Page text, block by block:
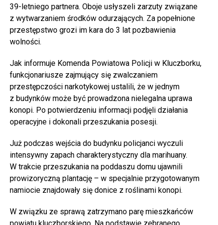
39-letniego partnera. Oboje usłyszeli zarzuty związane
z wytwarzaniem środków odurzających. Za popełnione
przestępstwo grozi im kara do 3 lat pozbawienia
wolności.
Jak informuje Komenda Powiatowa Policji w Kluczborku,
funkcjonariusze zajmujący się zwalczaniem
przestępczości narkotykowej ustalili, że w jednym
z budynków może być prowadzona nielegalna uprawa
konopi. Po potwierdzeniu informacji podjęli działania
operacyjne i dokonali przeszukania posesji.
Już podczas wejścia do budynku policjanci wyczuli
intensywny zapach charakterystyczny dla marihuany.
W trakcie przeszukania na poddaszu domu ujawnili
prowizoryczną plantację – w specjalnie przygotowanym
namiocie znajdowały się donice z roślinami konopi.
W związku ze sprawą zatrzymano parę mieszkańców